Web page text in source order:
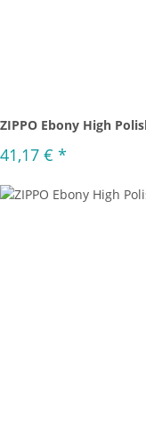
ZIPPO Ebony High
41,17 € *